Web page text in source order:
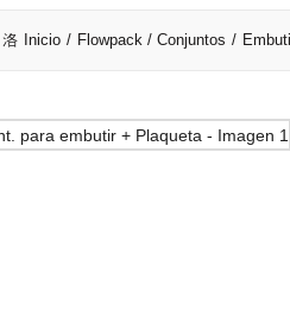
Inicio Flowpack / Conjuntos